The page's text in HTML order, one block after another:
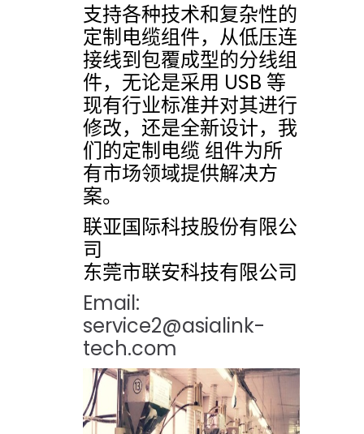
支持各种技术和复杂性的
定制电缆组件，从低压连
接线到包覆成型的分线组
件，无论是采用 USB 等
现有行业标准并对其进行
修改，还是全新设计，我
们的定制电缆 组件为所
有市场领域提供解决方
案。
联亚国际科技股份有限公
司
东莞市联安科技有限公司
Email:
service2@asialink-
tech.com